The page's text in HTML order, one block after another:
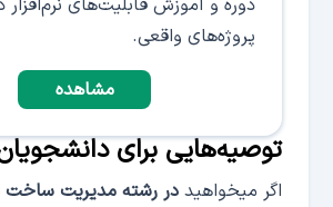
دوره و آموزش قابلیت‌های نرم‌افزار
پروژه‌های واقعی.
مشاهده
توصیه­‌هایی برای
اگر می­خواهیددر رشته مدیریت ساخت